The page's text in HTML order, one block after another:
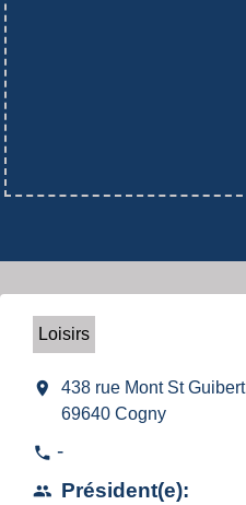
Loisirs
location_on
438 rue Mont St Guibert
69640 Cogny
phone -
people Président(e):